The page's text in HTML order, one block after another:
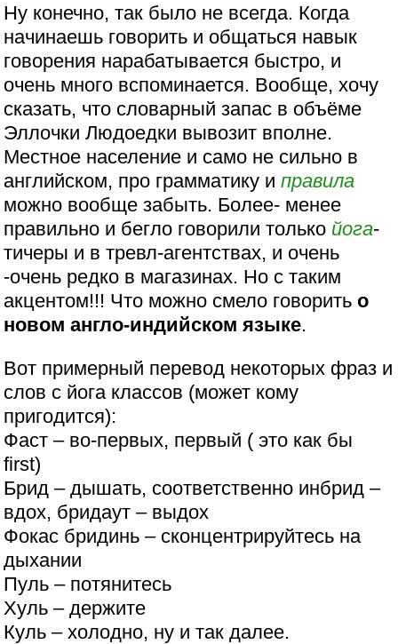
Ну конечно, так было не всегда. Когда
начинаешь говорить и общаться навык
говорения нарабатывается быстро, и
очень много вспоминается. Вообще, хочу
сказать, что словарный запас в объёме
Эллочки Людоедки вывозит вполне.
Местное население и само не сильно в
английском, про грамматику иправила
можно вообще забыть. Более- менее
правильно и бегло говорили только йога-
тичеры и в тревл-агентствах, и очень
-очень редко в магазинах. Но с таким
акцентом!!! Что можно смело говорить о
новом англо-индийском языке.
Вот примерный перевод некоторых фраз и
слов с йога классов (может кому
пригодится):
Фаст – во-первых, первый ( это как бы
first)
Брид – дышать, соответственно инбрид –
вдох, бридаут – выдох
Фокас бридинь – сконцентрируйтесь на
дыхании
Пуль – потянитесь
Хуль – держите
Куль – холодно, ну и так далее.